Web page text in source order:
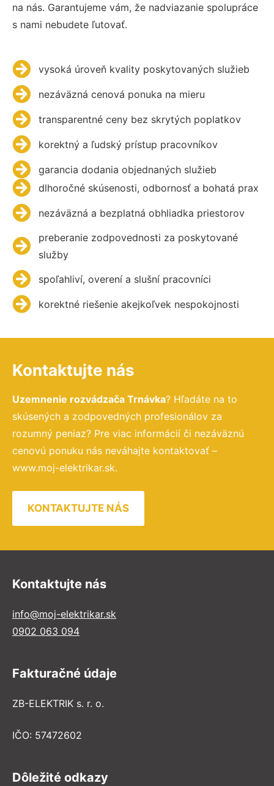
na nás. Garantujeme vám, že nadviazanie spolupráce
s nami nebudete ľutovať.
vysoká úroveň kvality poskytovaných služieb
nezáväzná cenová ponuka na mieru
transparentné ceny bez skrytých poplatkov
korektný a ľudský prístup pracovníkov
garancia dodania objednaných služieb
dlhoročné skúsenosti, odbornosť a bohatá prax
nezáväzná a bezplatná obhliadka priestorov
preberanie zodpovednosti za poskytované
služby
spoľahliví, overení a slušní pracovníci
korektné riešenie akejkoľvek nespokojnosti
Kontaktujte nás
Uzemnenie rozvádzača Trnávka? Hľadáte na to
skúsených a zodpovedných profesionálov za
rozumný peniaz? Pre viac informácií či nezáväznú
cenovú ponuku nás neváhajte kontaktovať –
www.moj-elektrikar.sk.
KONTAKTUJTE NÁS
Kontaktujte nás
info@moj-elektrikar.sk
0902 063 094
Fakturačné údaje
ZB-ELEKTRIK s. r. o.
IČO: 57472602
Dôležité odkazy